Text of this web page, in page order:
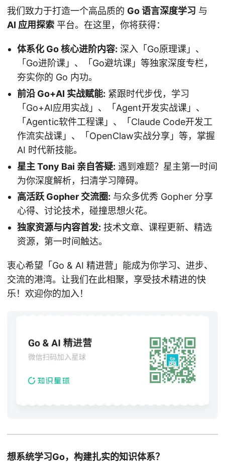
我们致力于打造一个高品质的 Go 语言深度学习 与
AI 应用探索 平台。在这里，你将获得：
体系化 Go 核心进阶内容: 深入「Go原理课」、
「Go进阶课」、「Go避坑课」等独家深度专栏，
夯实你的 Go 内功。
前沿 Go+AI 实战赋能: 紧跟时代步伐，学习
「Go+AI应用实战」、「Agent开发实战课」、
「Agentic软件工程课」、「Claude Code开发工
作流实战课」、「OpenClaw实战分享」等，掌握
AI 时代新技能。
星主 Tony Bai 亲自答疑: 遇到难题？星主第一时间
为你深度解析，扫清学习障碍。
高活跃 Gopher 交流圈: 与众多优秀 Gopher 分享
心得、讨论技术，碰撞思想火花。
独家资源与内容首发: 技术文章、课程更新、精选
资源，第一时间触达。
衷心希望「Go & AI 精进营」能成为你学习、进步、
交流的港湾。让我们在此相聚，享受技术精进的快
乐！欢迎你的加入！
想系统学习Go，构建扎实的知识体系？